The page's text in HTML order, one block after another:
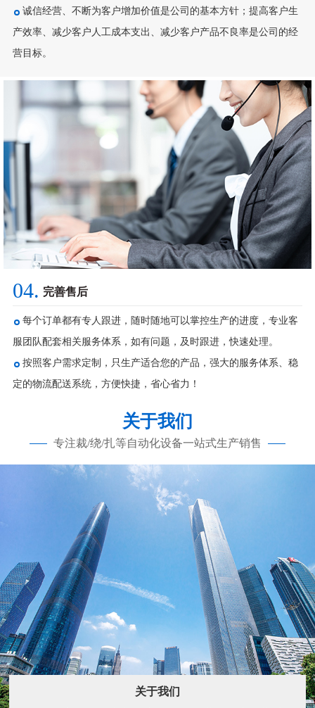
诚信经营、不断为客户增加价值是公司的基本方针；提高客户生
产效率、减少客户人工成本支出、减少客户产品不良率是公司的经
营目标。
04. 完善售后
每个订单都有专人跟进，随时随地可以掌控生产的进度，专业客
服团队配套相关服务体系，如有问题，及时跟进，快速处理。
按照客户需求定制，只生产适合您的产品，强大的服务体系、稳
定的物流配送系统，方便快捷，省心省力！
关于我们
专注裁/绕/扎等自动化设备一站式生产销售
关于我们